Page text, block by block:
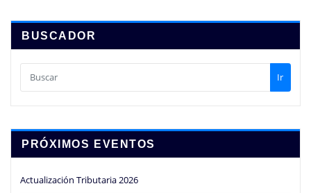
BUSCADOR
Ir
PRÓXIMOS EVENTOS
Actualización Tributaria 2026